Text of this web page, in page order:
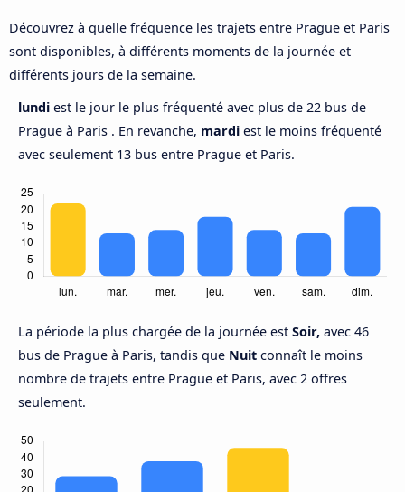
Découvrez à quelle fréquence les trajets entre Prague et Paris
sont disponibles, à différents moments de la journée et
différents jours de la semaine.
lundi est le jour le plus fréquenté avec plus de 22 bus de
Prague à Paris . En revanche, mardi est le moins fréquenté
avec seulement 13 bus entre Prague et Paris.
La période la plus chargée de la journée est Soir, avec 46
bus de Prague à Paris, tandis que Nuit connaît le moins
nombre de trajets entre Prague et Paris, avec 2 offres
seulement.